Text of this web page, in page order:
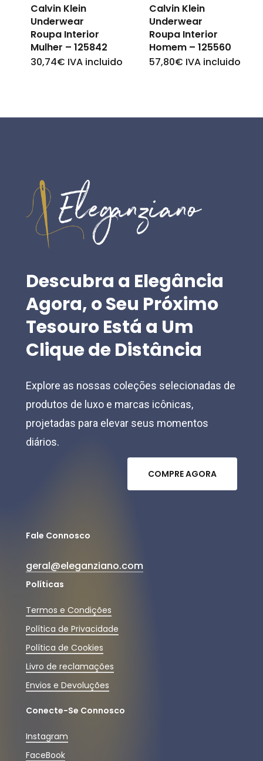
chosen
on
the
product
on
the
product
Calvin Klein
Underwear
Roupa Interior
Mulher – 125842
30,74€ IVA incluido
This
multiple
may
be
chosen
product
page
Calvin Klein
Underwear
Roupa Interior
Homem – 125560
57,80€ IVA incluido
This
multiple
product
page
Descubra a Elegância
Agora,oSeu Próximo
TesouroEstá a Um
CliquedeDistância
Explore as nossas coleções selecionadas de
produtos de luxo e marcas icônicas,
projetadas para elevar seus momentos
diários.
COMPREAGORA
Fale Connosco
geral@eleganziano.com
Políticas
Termos e Condições
Política de Privacidade
Política de Cookies
Livro de reclamações
Envios e Devoluções
Conecte-Se Connosco
Instagram
FaceBook